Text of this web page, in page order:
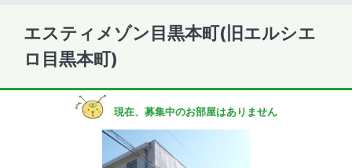
エスティメゾン目黒本町(旧エルシエ
ロ目黒本町)
現在、募集中のお部屋はありません